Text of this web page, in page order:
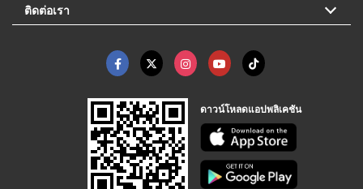
ติดต่อเรา
ดาวน์โหลดแอปพลิเคชัน